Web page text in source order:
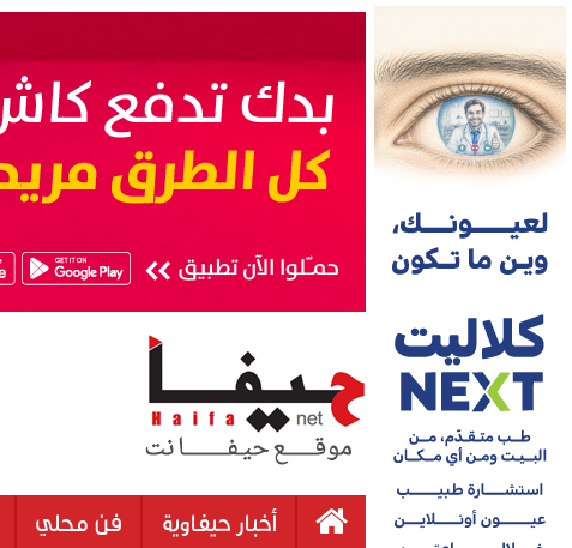
أخبار حيفاوية فن محلي